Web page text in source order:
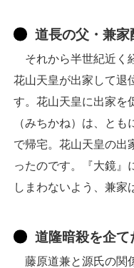
道長の父・兼
それから半世紀近く
花山天皇が出家して退
す。花山天皇に出家を
（みちかね）は、と
で帰宅。花山天皇の出
ったのです。『大鏡』
しまわないよう、兼家
道隆暗殺を企
藤原道兼と源氏の関